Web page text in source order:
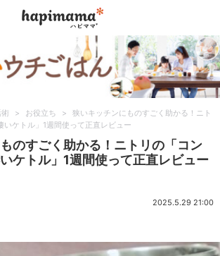
> お役立ち >
狭いキッチンにものすごく助かる！ニト
いケトル」1週間使って正直レビュー
のすごく助かる！ニトリの「コン
ケトル」1週間使って正直レビュー
2025.5.29 21:00